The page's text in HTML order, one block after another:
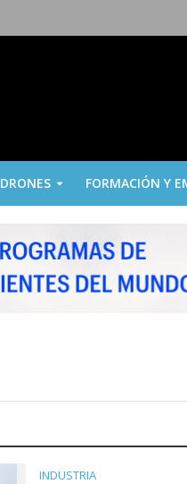
DRONES FORMACIÓN Y
INDUSTRIA